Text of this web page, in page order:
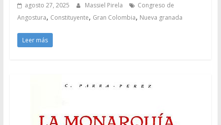
agosto 27, 2025 Massiel Pirela
Congreso de
Angostura, Constituyente, Gran Colombia, Nueva granada
Leer más